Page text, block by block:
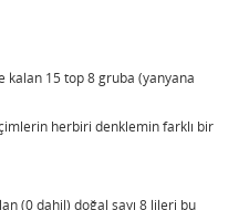
kalan 15 top 8 gruba (yanyana
herbiri denklemin farklı bir
(0 dahil) doğal sayı 8 lileri bu